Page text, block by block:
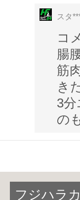
ア』を組み合
筋肉量が低
加齢による
＊足の付け
毎日動かす
がります。
スタ
コ
腸
筋
き
3
の
フジハラ